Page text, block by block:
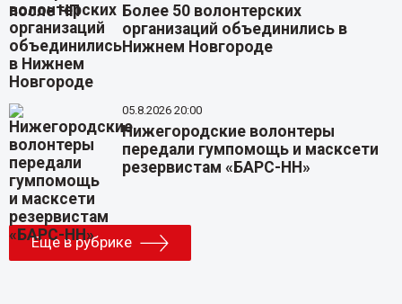
Более 50 волонтерских
организаций объединились в
Нижнем Новгороде
05.8.2026 20:00
Нижегородские волонтеры
передали гумпомощь и масксети
резервистам «БАРС-НН»
Еще в рубрике